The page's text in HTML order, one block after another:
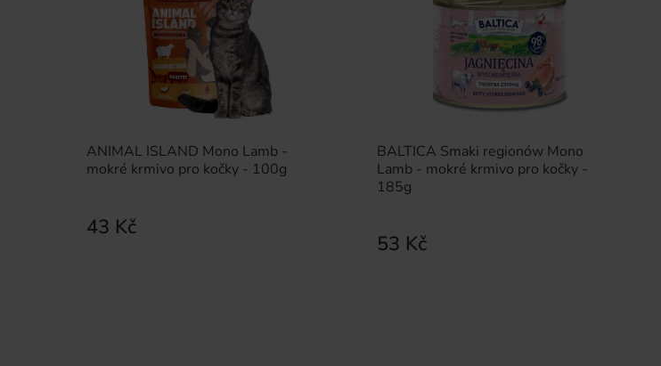
ANIMAL ISLAND Mono Lamb -
mokré krmivo pro kočky - 100g
43 Kč
BALTICA Smaki regionów Mono
Lamb - mokré krmivo pro kočky -
185g
53 Kč